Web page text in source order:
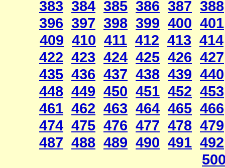
383 384 385 386 387 388
396 397 398 399 400 401
409 410 411 412 413 414
422 423 424 425 426 427
435 436 437 438 439 440
448 449 450 451 452 453
461 462 463 464 465 466
474 475 476 477 478 479
487 488 489 490 491 492